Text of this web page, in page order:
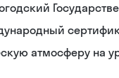
атмосферу на